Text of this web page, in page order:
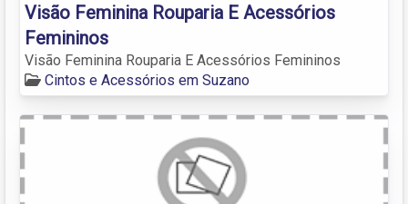
Visão Feminina Rouparia E Acessórios
Femininos
Visão Feminina Rouparia E Acessórios Femininos
Cintos e Acessórios em Suzano